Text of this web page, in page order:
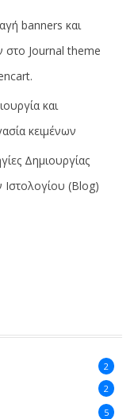
banners και
στο Journal theme
και
κειμένων
Δημιουργίας
(Blog)
2
2
5